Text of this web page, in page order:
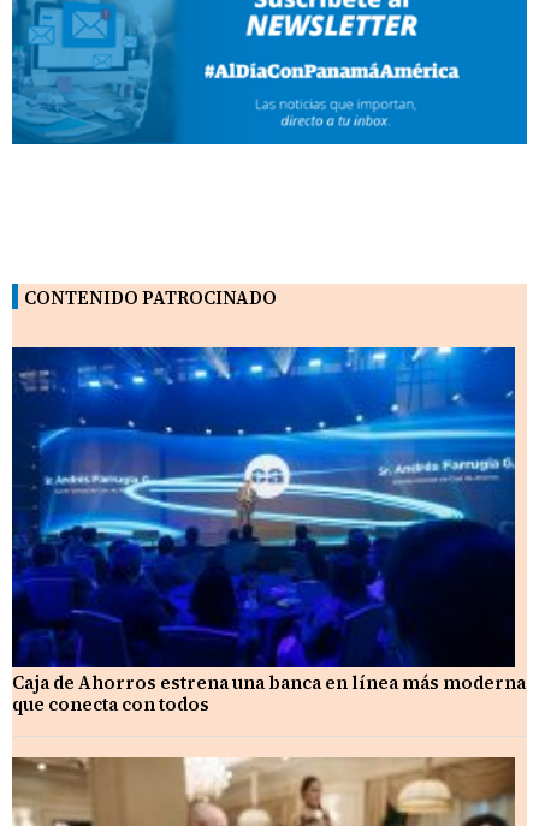
CONTENIDO PATROCINADO
Caja de Ahorros estrena una banca en línea más moderna
que conecta con todos